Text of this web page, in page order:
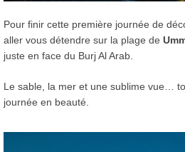
Pour finir cette première journée de
aller vous détendre sur la plage de
juste en face du Burj Al Arab.
Le sable, la mer et une sublime vue…
journée en beauté.